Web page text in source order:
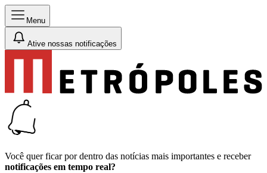
Menu
Ative nossas notificações
Você quer ficar por dentro das notícias mais importantes e receber
notificações em tempo real?